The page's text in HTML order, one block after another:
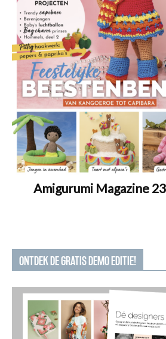
Amigurumi Magazine
ONTDEK DE GRATIS DEMO EDITIE!